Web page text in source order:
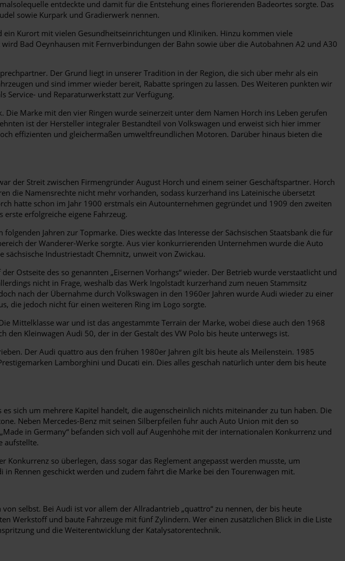
entdeckte und damit für die Entstehung eines florierenden Badeortes sorgte. Das
sowie Kurpark und Gradierwerk nennen.
Kurort mit vielen Gesundheitseinrichtungen und Kliniken. Hinzu kommen viele
Bad Oeynhausen mit Fernverbindungen der Bahn sowie über die Autobahnen A2 und A30
Der Grund liegt in unserer Tradition in der Region, die sich über mehr als ein
und sind immer wieder bereit, Rabatte springen zu lassen. Des Weiteren punkten wir
Service- und Reparaturwerkstatt zur Verfügung.
Marke mit den vier Ringen wurde seinerzeit unter dem Namen Horch ins Leben gerufen
ist der Hersteller integraler Bestandteil von Volkswagen und erweist sich hier immer
effizienten und gleichermaßen umweltfreundlichen Motoren. Darüber hinaus bieten die
der Streit zwischen Firmengründer August Horch und einem seiner Geschäftspartner. Horch
die Namensrechte nicht mehr vorhanden, sodass kurzerhand ins Lateinische übersetzt
hatte schon im Jahr 1900 erstmals ein Autounternehmen gegründet und 1909 den zweiten
erfolgreiche eigene Fahrzeug.
Jahren zur Topmarke. Dies weckte das Interesse der Sächsischen Staatsbank die für
der Wanderer-Werke sorgte. Aus vier konkurrierenden Unternehmen wurde die Auto
Industriestadt Chemnitz, unweit von Zwickau.
Ostseite des so genannten „Eisernen Vorhangs“ wieder. Der Betrieb wurde verstaatlicht und
nicht in Frage, weshalb das Werk Ingolstadt kurzerhand zum neuen Stammsitz
nach der Übernahme durch Volkswagen in den 1960er Jahren wurde Audi wieder zu einer
die jedoch nicht für einen weiteren Ring im Logo sorgte.
Mittelklasse war und ist das angestammte Terrain der Marke, wobei diese auch den 1968
Kleinwagen Audi 50, der in der Gestalt des VW Polo bis heute unterwegs ist.
Der Audi quattro aus den frühen 1980er Jahren gilt bis heute als Meilenstein. 1985
Lamborghini und Ducati ein. Dies alles geschah natürlich unter dem bis heute
sich um mehrere Kapitel handelt, die augenscheinlich nichts miteinander zu tun haben. Die
Neben Mercedes-Benz mit seinen Silberpfeilen fuhr auch Auto Union mit den so
in Germany“ befanden sich voll auf Augenhöhe mit der internationalen Konkurrenz und
aufstellte.
so überlegen, dass sogar das Reglement angepasst werden musste, um
Rennen geschickt werden und zudem fährt die Marke bei den Tourenwagen mit.
selbst. Bei Audi ist vor allem der Allradantrieb „quattro“ zu nennen, der bis heute
Werkstoff und baute Fahrzeuge mit fünf Zylindern. Wer einen zusätzlichen Blick in die Liste
und die Weiterentwicklung der Katalysatorentechnik.